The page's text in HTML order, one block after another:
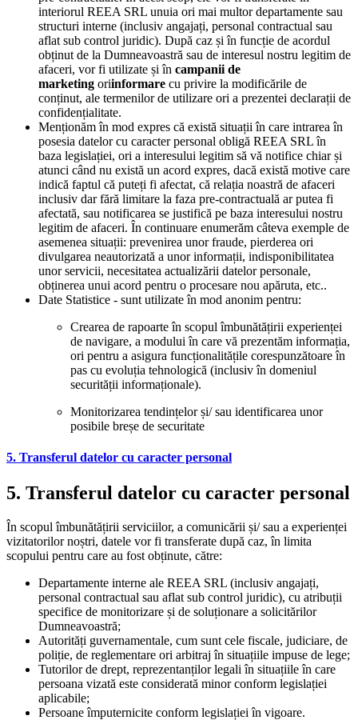
interiorul REEA SRL unuia ori mai multor departamente sau
structuri interne (inclusiv angajați, personal contractual sau
aflat sub control juridic). După caz și în funcție de acordul
obținut de la Dumneavoastră sau de interesul nostru legitim de
afaceri, vor fi utilizate și în campanii de
marketing oriinformare cu privire la modificările de
conținut, ale termenilor de utilizare ori a prezentei declarații de
confidențialitate.
Menționăm în mod expres că există situații în care intrarea în
posesia datelor cu caracter personal obligă REEA SRL în
baza legislației, ori a interesului legitim să vă notifice chiar și
atunci când nu există un acord expres, dacă există motive care
indică faptul că puteți fi afectat, că relația noastră de afaceri
inclusiv dar fără limitare la faza pre-contractuală ar putea fi
afectată, sau notificarea se justifică pe baza interesului nostru
legitim de afaceri. În continuare enumerăm câteva exemple de
asemenea situații: prevenirea unor fraude, pierderea ori
divulgarea neautorizată a unor informații, indisponibilitatea
unor servicii, necesitatea actualizării datelor personale,
obținerea unui acord pentru o procesare nou apăruta, etc..
Date Statistice - sunt utilizate în mod anonim pentru:
Crearea de rapoarte în scopul îmbunătățirii experienței
de navigare, a modului în care vă prezentăm informația,
ori pentru a asigura funcționalitățile corespunzătoare în
pas cu evoluția tehnologică (inclusiv în domeniul
securității informaționale).
Monitorizarea tendințelor și/ sau identificarea unor
posibile breșe de securitate
5. Transferul datelor cu caracter personal
5. Transferul datelor cu caracter personal
În scopul îmbunătățirii serviciilor, a comunicării și/ sau a experienței
vizitatorilor noștri, datele vor fi transferate după caz, în limita
scopului pentru care au fost obținute, către:
Departamente interne ale REEA SRL (inclusiv angajați,
personal contractual sau aflat sub control juridic), cu atribuții
specifice de monitorizare și de soluționare a solicitărilor
Dumneavoastră;
Autorități guvernamentale, cum sunt cele fiscale, judiciare, de
poliție, de reglementare ori arbitraj în situațiile impuse de lege;
Tutorilor de drept, reprezentanților legali în situațiile în care
persoana vizată este considerată minor conform legislației
aplicabile;
Persoane împuternicite conform legislației în vigoare.